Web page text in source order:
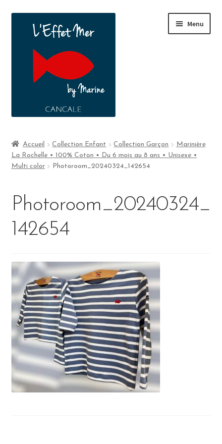
Menu
A propos
Accueil Collection Enfant Collection Garçon
Marinière
La Rochelle • 100% Coton • Du 6 mois au 8 ans • Unisexe •
Multi color
Photoroom_20240324_142654
Photoroom_20240324_
142654